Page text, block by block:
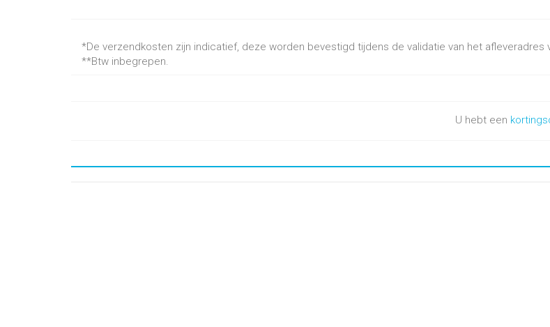
*De verzendkosten zijn indicatief, deze worden bevestigd tijdens de validatie van het afleveradres
**Btw inbegrepen.
U hebt een